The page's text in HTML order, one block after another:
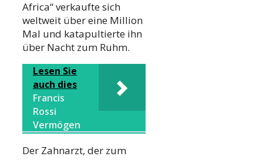
Africa“ verkaufte sich
weltweit über eine Million
Mal und katapultierte ihn
über Nacht zum Ruhm.
Lesen Sie
auch dies
Francis
Rossi
Vermögen
Der Zahnarzt, der zum